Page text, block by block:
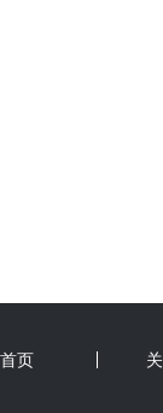
首页